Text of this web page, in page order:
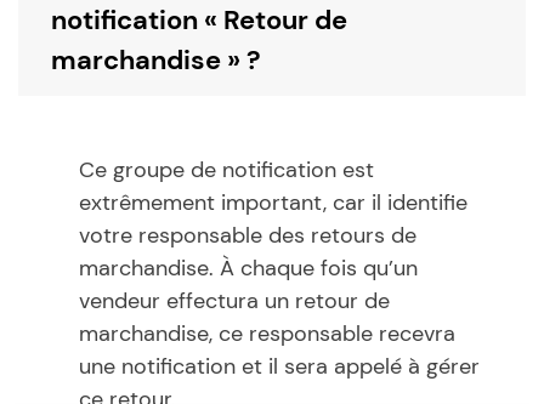
notification « Retour de
marchandise » ?
Ce groupe de notification est
extrêmement important, car il identifie
votre responsable des retours de
marchandise. À chaque fois qu’un
vendeur effectura un retour de
marchandise, ce responsable recevra
une notification et il sera appelé à gérer